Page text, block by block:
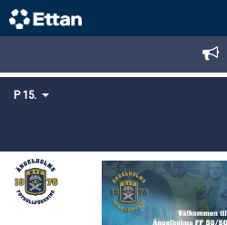
P 15.
HEM
TRUPPEN